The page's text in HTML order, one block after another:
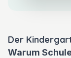
Der
Warum